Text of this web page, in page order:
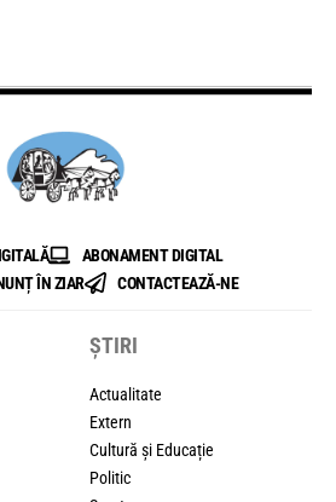
ABONAMENT DIGITAL
ÎN ZIAR
CONTACTEAZĂ-NE
ȘTIRI
Actualitate
Extern
Cultură și Educație
Politic